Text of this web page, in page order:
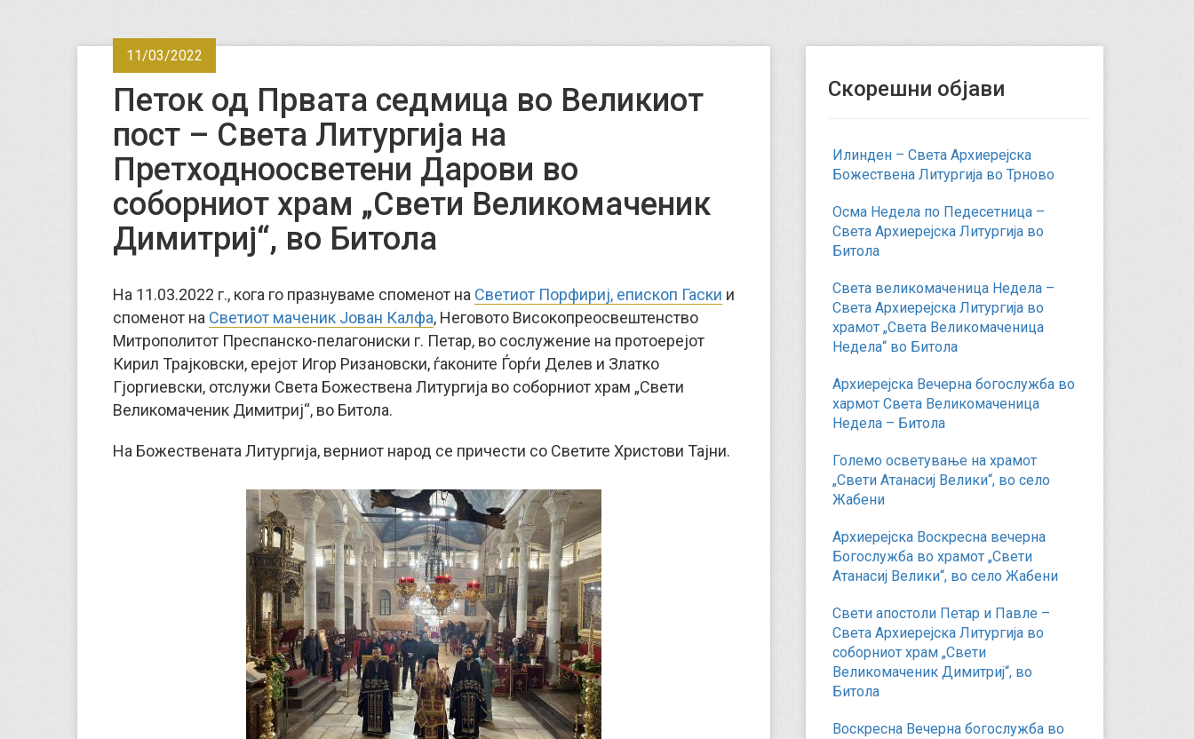
11/03/2022
Петок од Првата седмица во Великиот
пост – Света Литургија на
Претходноосветени Дарови во
соборниот храм „Свети Великомаченик
Димитриј“, во Битола
На 11.03.2022 г., кога го празнуваме споменот на Светиот Порфириј, епископ Гаски и
споменот на Светиот маченик Јован Калфа, Неговото Високопреосвештенство
Митрополитот Преспанско-пелагониски г. Петар, во сослужение на протоерејот
Кирил Трајковски, ерејот Игор Ризановски, ѓаконите Ѓорѓи Делев и Златко
Гјоргиевски, отслужи Света Божествена Литургија во соборниот храм „Свети
Великомаченик Димитриј“, во Битола.
На Божествената Литургија, верниот народ се причести со Светите Христови Тајни.
Скорешни објави
Илинден – Света Архиерејска
Божествена Литургија во Трново
Осма Недела по Педесетница –
Света Архиерејска Литургија во
Битола
Света великомаченица Недела –
Света Архиерејска Литургија во
храмот „Света Великомаченица
Недела“ во Битола
Архиерејска Вечерна богослужба во
хармот Света Великомаченица
Недела – Битола
Големо осветување на храмот
„Свети Атанасиј Велики“, во село
Жабени
Архиерејска Воскресна вечерна
Богослужба во храмот „Свети
Атанасиј Велики“, во село Жабени
Свети апостоли Петар и Павле –
Света Архиерејска Литургија во
соборниот храм „Свети
Великомаченик Димитриј“, во
Битола
Воскресна Вечерна богослужба во